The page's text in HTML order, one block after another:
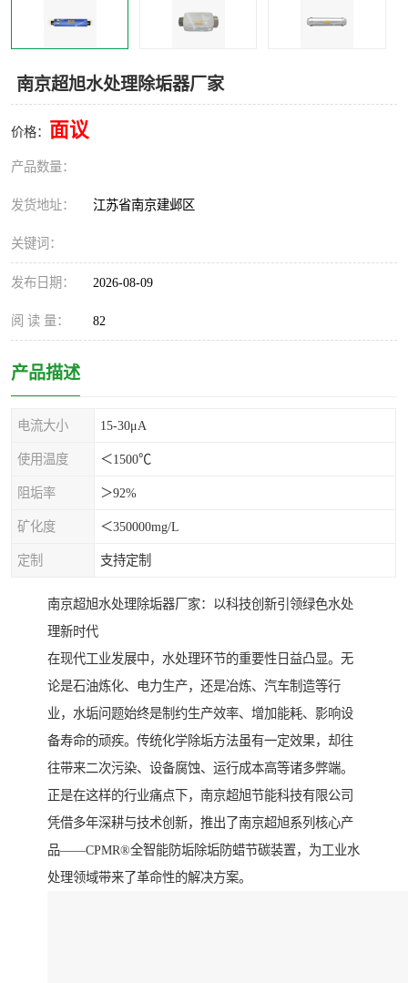
南京超旭水处理除垢器厂家
价格： 面议
产品数量：
发货地址： 江苏省南京建邺区
关键词：
发布日期： 2026-08-09
阅 读 量： 82
产品描述
电流大小 15-30μA
使用温度 ＜1500℃
阻垢率 ＞92%
矿化度 ＜350000mg/L
定制 支持定制
南京超旭水处理除垢器厂家：以科技创新引领绿色水处
理新时代
在现代工业发展中，水处理环节的重要性日益凸显。无
论是石油炼化、电力生产，还是冶炼、汽车制造等行
业，水垢问题始终是制约生产效率、增加能耗、影响设
备寿命的顽疾。传统化学除垢方法虽有一定效果，却往
往带来二次污染、设备腐蚀、运行成本高等诸多弊端。
正是在这样的行业痛点下，南京超旭节能科技有限公司
凭借多年深耕与技术创新，推出了南京超旭系列核心产
品——CPMR®全智能防垢除垢防蜡节碳装置，为工业水
处理领域带来了革命性的解决方案。